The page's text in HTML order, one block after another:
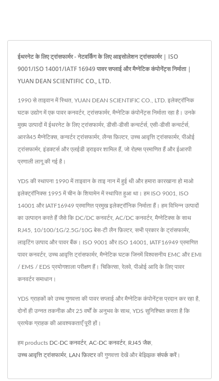
ईथरनेट के लिए ट्रांसफार्मर - नेटवर्किंग के लिए आइसोलेशन ट्रांसफार्मर | ISO
9001/ISO 14001/IATF 16949 पावर सप्लाई और मैग्नेटिक कंपोनेंट्स निर्माता |
YUAN DEAN SCIENTIFIC CO., LTD.
1990 से ताइवान में स्थित, YUAN DEAN SCIENTIFIC CO., LTD. इलेक्ट्रॉनिक
घटक उद्योग में एक पावर कनवर्टर, ट्रांसफार्मर, मैग्नेटिक कंपोनेंट्स निर्माता रहा है। उनके
मुख्य उत्पादों में ईथरनेट के लिए ट्रांसफार्मर, डीसी-डीसी कन्वर्टर्स, एसी-डीसी कन्वर्टर्स,
आरजे45 मैग्नेटिक्स, कन्वर्टर ट्रांसफार्मर, लैन्स फ़िल्टर, उच्च आवृत्ति ट्रांसफार्मर, पीओई
ट्रांसफार्मर, इंडक्टर्स और एलईडी ड्राइवर शामिल हैं, जो रोह्स प्रमाणित हैं और ईआरपी
प्रणाली लागू की गई है।
YDS की स्थापना 1990 में ताइवान के ताइ नान में हुई थी और हमारा कारखाना हो माओ
इलेक्ट्रॉनिक्स 1995 में चीन के शियामेन में स्थापित हुआ था। हम ISO 9001, ISO
14001 और IATF16949 प्रमाणित प्रमुख इलेक्ट्रॉनिक निर्माता हैं। हम विभिन्न उत्पादों
का उत्पादन करते हैं जैसे कि DC/DC कनवर्टर, AC/DC कनवर्टर, मैग्नेटिक्स के साथ
RJ45, 10/100/1G/2.5G/10G बेस-टी लैन फ़िल्टर, सभी प्रकार के ट्रांसफार्मर,
लाइटिंग उत्पाद और पावर बैंक। ISO 9001 और ISO 14001, IATF16949 प्रमाणित
पावर कनवर्टर, उच्च आवृत्ति ट्रांसफार्मर, मैग्नेटिक घटक जिनमें विश्वसनीय EMC और EMI
/ EMS / EDS प्रयोगशाला परीक्षण हैं। चिकित्सा, रेलवे, पीओई आदि के लिए पावर
कनवर्टर समाधान।
YDS ग्राहकों को उच्च गुणवत्ता की पावर सप्लाई और मैग्नेटिक कंपोनेंट्स प्रदान कर रहा है,
दोनों ही उन्नत तकनीक और 25 वर्षों के अनुभव के साथ, YDS सुनिश्चित करता है कि
प्रत्येक ग्राहक की आवश्यकताएँ पूरी हों।
हम products DC-DC कनवर्टर, AC-DC कनवर्टर, RJ45 जैक
उच्च आवृत्ति ट्रांसफार्मर, LAN फ़िल्टरकी गुणवत्ता देखें और बेझिझक संपर्क करें।